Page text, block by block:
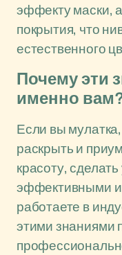
эффекту маски,
покрытия, что
естественного
Почему эти
именно
Если вы
раскрыть и
красоту,
эффективными
работаете в
этими знаниями